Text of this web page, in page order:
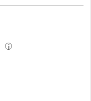
i